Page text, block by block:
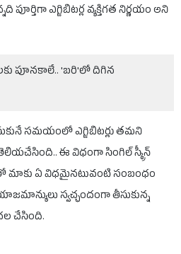
ఎగ్జిబిటర్ల వ్యక్తిగత నిర్ణయం అని
పూనకాలే.. 'బరి'లో దిగిన
సమయంలో ఎగ్జిబిటర్లు తమని
ఈ విధంగా సింగిల్ స్క్రీన్
మాకు ఏ విధమైనటువంటి సంబంధం
స్వచ్ఛందంగా తీసుకున్న
చేసింది.